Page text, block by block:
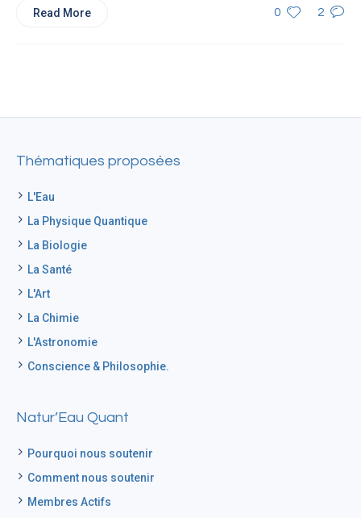
0 2
Read More
Thématiques proposées
L'Eau
La Physique Quantique
La Biologie
La Santé
L'Art
La Chimie
L'Astronomie
Conscience & Philosophie.
Natur’Eau Quant
Pourquoi nous soutenir
Comment nous soutenir
Membres Actifs